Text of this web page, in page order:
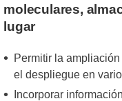
moleculares,
lugar
Permitir la
el despliegue en
Incorporar